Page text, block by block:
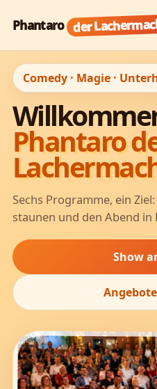
Phantaro der
Comedy · Magie ·
Phantaro
Sechs Programme, ein
staunen und den Abend
Show